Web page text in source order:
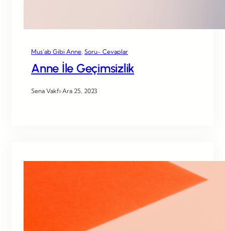
Mus’ab Gibi Anne Soru- Cevaplar
Anne İle Geçimsizlik
Sena Vakfı·Ara 25, 2023